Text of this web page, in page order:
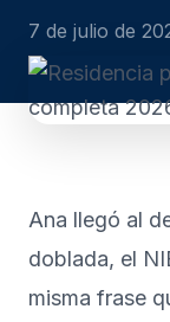
7 de julio de
Ana llegó al
doblada, el
misma frase